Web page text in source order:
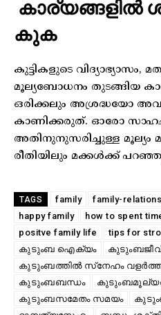
കാര്യങ്ങളിൽ
കുക
കുട്ടികളുടെ വിദ്യാഭ്യാസം,
മൂല്യബോധനം തുടങ്ങിയ
ഒരിക്കലും അശ്രദ്ധയോ
കാണിക്കരുത്. ഓരോ
അതിനുനുസരിച്ചുള്ള മൂല്യം
രീതിയിലും മക്കൾക്ക്
TAGS family
family-
happy family
how to spent
positve family life
tips for
കുടുംബ ഐക്യം
കുടുംബത്തിൽ സ്‌നേഹം
കുടുംബബന്ധം
കുടുംബസമേതം സമയം